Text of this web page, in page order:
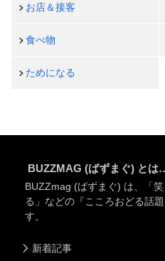
お店＆接客
食べ物
ためになる
BUZZMAG (ばずまぐ) とは
BUZZmag (ばずまぐ) は、「
る」などの『こころおどる話
す。
新着記事